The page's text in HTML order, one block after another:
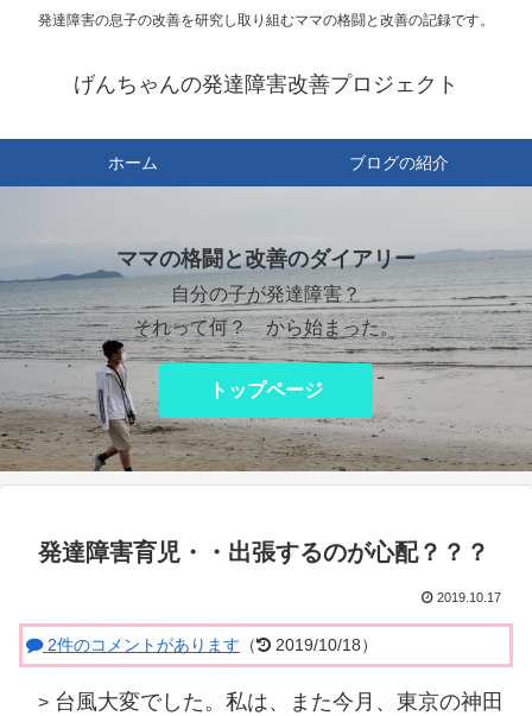
発達障害の息子の改善を研究し取り組むママの格闘と改善の記録です。
げんちゃんの発達障害改善プロジェクト
ホーム ブログの紹介
ママの格闘と改善のダイアリー
自分の子が発達障害？
それって何？ から始まった。
トップページ
発達障害育児・・出張するのが心配？？？
2019.10.17
2件のコメントがあります （ 2019/10/18）
> 台風大変でした。私は、また今月、東京の神田